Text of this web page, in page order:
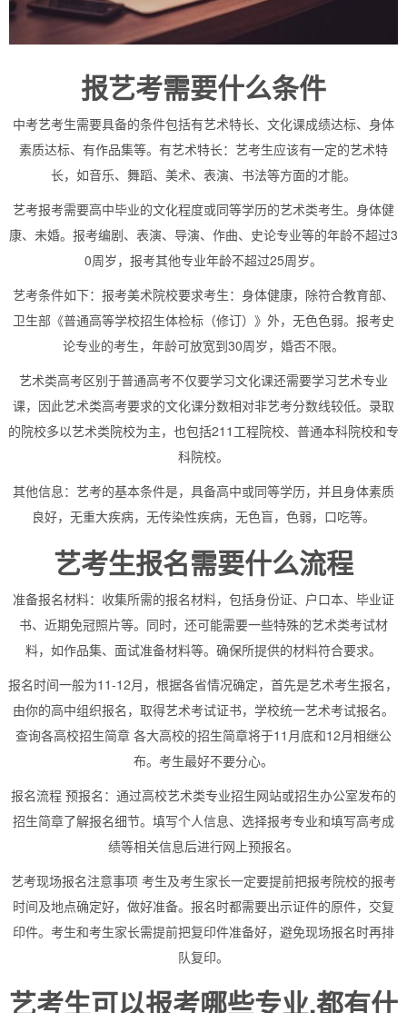
报艺考需要什么条件
中考艺考生需要具备的条件包括有艺术特长、文化课成绩达标、身体
素质达标、有作品集等。有艺术特长：艺考生应该有一定的艺术特
长，如音乐、舞蹈、美术、表演、书法等方面的才能。
艺考报考需要高中毕业的文化程度或同等学历的艺术类考生。身体健
康、未婚。报考编剧、表演、导演、作曲、史论专业等的年龄不超过3
0周岁，报考其他专业年龄不超过25周岁。
艺考条件如下：报考美术院校要求考生：身体健康，除符合教育部、
卫生部《普通高等学校招生体检标（修订）》外，无色色弱。报考史
论专业的考生，年龄可放宽到30周岁，婚否不限。
艺术类高考区别于普通高考不仅要学习文化课还需要学习艺术专业
课，因此艺术类高考要求的文化课分数相对非艺考分数线较低。录取
的院校多以艺术类院校为主，也包括211工程院校、普通本科院校和专
科院校。
其他信息：艺考的基本条件是，具备高中或同等学历，并且身体素质
良好，无重大疾病，无传染性疾病，无色盲，色弱，口吃等。
艺考生报名需要什么流程
准备报名材料：收集所需的报名材料，包括身份证、户口本、毕业证
书、近期免冠照片等。同时，还可能需要一些特殊的艺术类考试材
料，如作品集、面试准备材料等。确保所提供的材料符合要求。
报名时间一般为11-12月，根据各省情况确定，首先是艺术考生报名，
由你的高中组织报名，取得艺术考试证书，学校统一艺术考试报名。
查询各高校招生简章 各大高校的招生简章将于11月底和12月相继公
布。考生最好不要分心。
报名流程 预报名：通过高校艺术类专业招生网站或招生办公室发布的
招生简章了解报名细节。填写个人信息、选择报考专业和填写高考成
绩等相关信息后进行网上预报名。
艺考现场报名注意事项 考生及考生家长一定要提前把报考院校的报考
时间及地点确定好，做好准备。报名时都需要出示证件的原件，交复
印件。考生和考生家长需提前把复印件准备好，避免现场报名时再排
队复印。
艺考生可以报考哪些专业,都有什